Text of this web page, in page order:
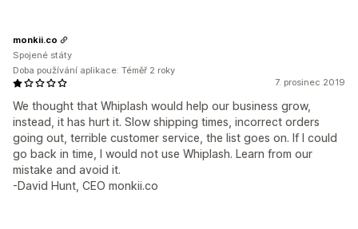
7. prosinec 2019
We thought that Whiplash would help our business grow,
instead, it has hurt it. Slow shipping times, incorrect orders
going out, terrible customer service, the list goes on. If I could
go back in time, I would not use Whiplash. Learn from our
mistake and avoid it.
-David Hunt, CEO monkii.co
monkii.co
Spojené státy
Doba používání aplikace: Téměř 2 roky